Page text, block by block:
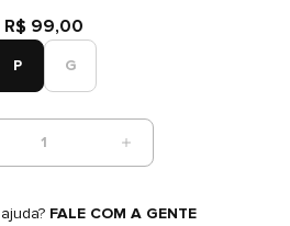
R$ 99,00
P G
1
FALE COM A GENTE